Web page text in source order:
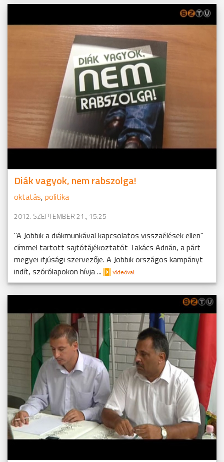
Diák vagyok, nem rabszolga!
oktatás, politika
2012. SZEPTEMBER 21., 15:25
"A Jobbik a diákmunkával kapcsolatos visszaélések ellen"
címmel tartott sajtótájékoztatót Takács Adrián, a párt
megyei ifjúsági szervezője. A Jobbik országos kampányt
indít, szórólapokon hívja ...